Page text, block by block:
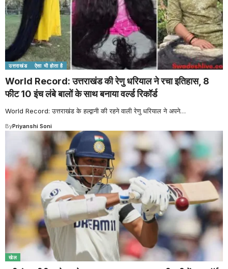
उत्तराखंड ऐसा भी होता है
World Record: उत्तराखंड की रेणु धरियाल ने रचा इतिहास, 8
फीट 10 इंच लंबे बालों के साथ बनाया वर्ल्ड रिकॉर्ड
World Record: उत्तराखंड के हल्द्वानी की रहने वाली रेणु धरियाल ने अपने…
ByPriyanshi Soni
खेल